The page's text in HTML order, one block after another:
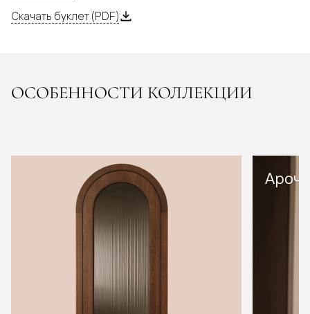
Скачать буклет (PDF)
ОСОБЕННОСТИ КОЛЛЕКЦИИ